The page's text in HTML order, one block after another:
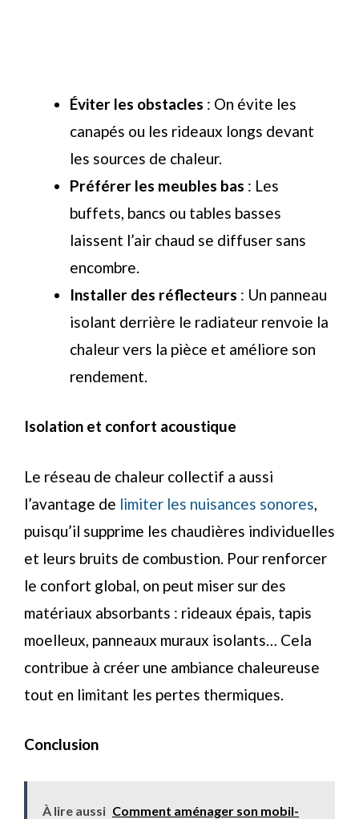
Éviter les obstacles : On évite les
canapés ou les rideaux longs devant
les sources de chaleur.
Préférer les meubles bas : Les
buffets, bancs ou tables basses
laissent l’air chaud se diffuser sans
encombre.
Installer des réflecteurs : Un panneau
isolant derrière le radiateur renvoie la
chaleur vers la pièce et améliore son
rendement.
Isolation et confort acoustique
Le réseau de chaleur collectif a aussi
l’avantage de limiter les nuisances sonores,
puisqu’il supprime les chaudières individuelles
et leurs bruits de combustion. Pour renforcer
le confort global, on peut miser sur des
matériaux absorbants : rideaux épais, tapis
moelleux, panneaux muraux isolants… Cela
contribue à créer une ambiance chaleureuse
tout en limitant les pertes thermiques.
Conclusion
À lire aussi Comment aménager son mobil-